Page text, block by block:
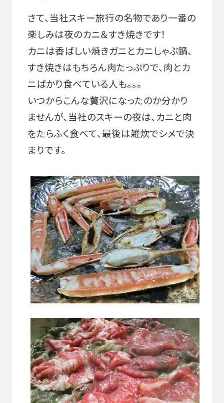
さて、当社スキー旅行の名物であり一番の
楽しみは夜のカニ＆すき焼きです！
カニは香ばしい焼きガニとカニしゃぶ鍋、
すき焼きはもちろん肉たっぷりで、肉とカ
ニばかり食べている人も。。。
いつからこんな贅沢になったのか分かり
ませんが、当社のスキーの夜は、カニと肉
をたらふく食べて、最後は雑炊でシメで決
まりです。